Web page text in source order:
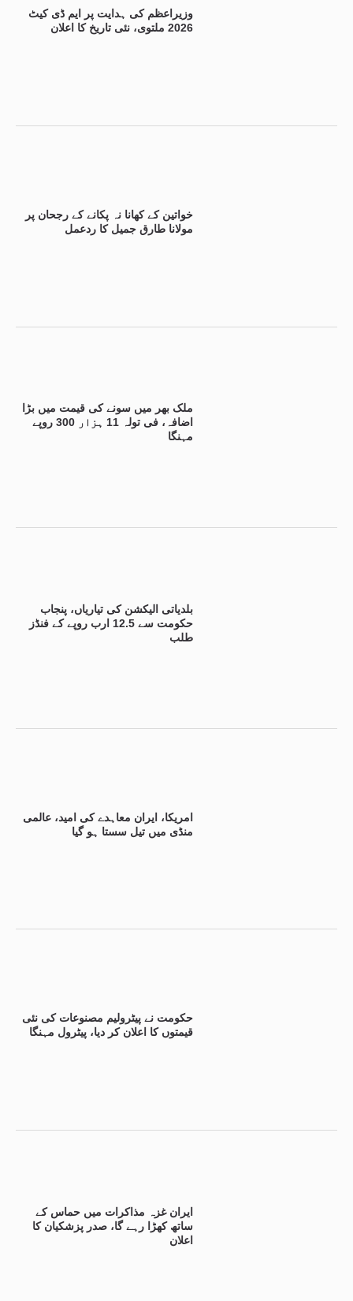
وزیراعظم کی ہدایت پر ایم ڈی کیٹ
2026 ملتوی، نئی تاریخ کا اعلان
خواتین کے کھانا نہ پکانے کے رجحان پر
مولانا طارق جمیل کا ردعمل
ملک بھر میں سونے کی قیمت میں بڑا
اضافہ، فی تولہ 11 ہزار 300 روپے
مہنگا
بلدیاتی الیکشن کی تیاریاں، پنجاب
حکومت سے 12.5 ارب روپے کے فنڈز
طلب
امریکا، ایران معاہدے کی امید، عالمی
منڈی میں تیل سستا ہو گیا
حکومت نے پیٹرولیم مصنوعات کی نئی
قیمتوں کا اعلان کر دیا، پیٹرول مہنگا
ایران غزہ مذاکرات میں حماس کے
ساتھ کھڑا رہے گا، صدر پزشکیان کا
اعلان